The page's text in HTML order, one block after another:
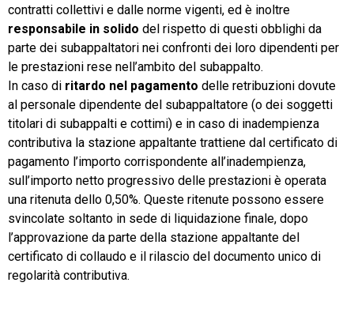
contratti collettivi e dalle norme vigenti, ed è inoltre
responsabile in solido del rispetto di questi obblighi da
parte dei subappaltatori nei confronti dei loro dipendenti per
le prestazioni rese nell’ambito del subappalto.
In caso di ritardo nel pagamento delle retribuzioni dovute
al personale dipendente del subappaltatore (o dei soggetti
titolari di subappalti e cottimi) e in caso di inadempienza
contributiva la stazione appaltante trattiene dal certificato di
pagamento l’importo corrispondente all’inadempienza,
sull’importo netto progressivo delle prestazioni è operata
una ritenuta dello 0,50%. Queste ritenute possono essere
svincolate soltanto in sede di liquidazione finale, dopo
l’approvazione da parte della stazione appaltante del
certificato di collaudo e il rilascio del documento unico di
regolarità contributiva.